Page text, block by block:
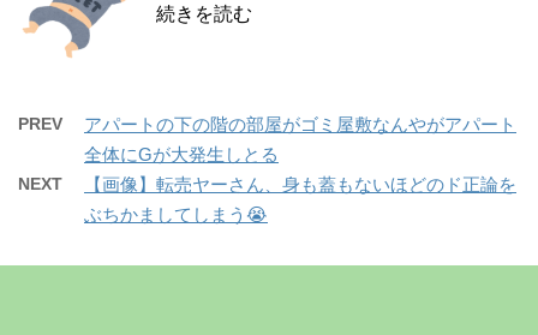
続きを読む
PREV
アパートの下の階の部屋がゴミ屋敷なんやがアパート
全体にGが大発生しとる
NEXT
【画像】転売ヤーさん、身も蓋もないほどのド正論を
ぶちかましてしまう😭